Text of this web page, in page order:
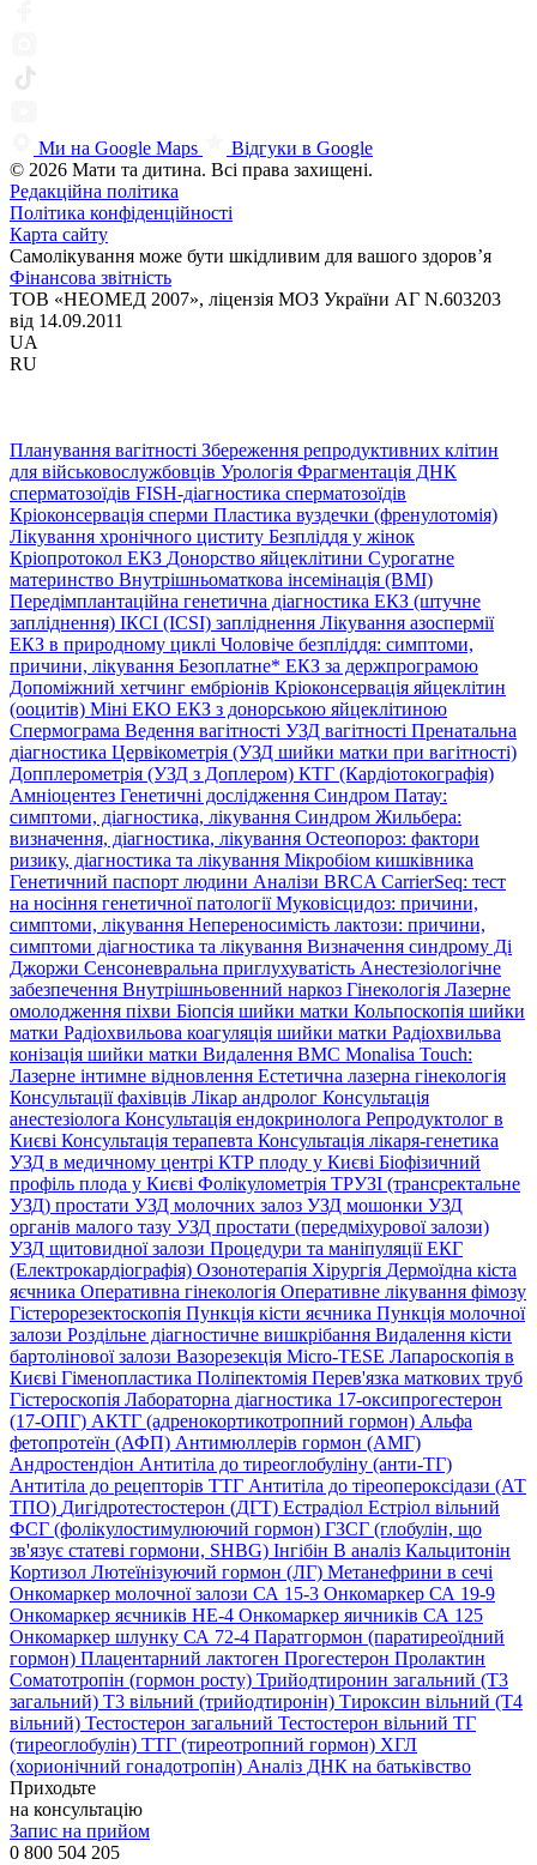
Ми на Google Maps
Відгуки в Google
© 2026 Мати та дитина. Всі права захищені.
Редакційна політика
Політика конфіденційності
Карта сайту
Самолікування може бути шкідливим для вашого здоров’я
Фінансова звітність
ТОВ «НЕОМЕД 2007», ліцензія МОЗ України АГ N.603203
від 14.09.2011
UA
RU
Планування вагітності Збереження репродуктивних клітин
для військовослужбовців Урологія Фрагментація ДНК
сперматозоїдів FISH-діагностика сперматозоїдів
Кріоконсервація сперми Пластика вуздечки (френулотомія)
Лікування хронічного циститу Безпліддя у жінок
Кріопротокол ЕКЗ Донорство яйцеклітини Сурогатне
материнство Внутрішньоматкова інсемінація (ВМІ)
Передімплантаційна генетична діагностика ЕКЗ (штучне
запліднення) ІКСІ (ICSI) запліднення Лікування азоспермії
ЕКЗ в природному циклі Чоловіче безпліддя: симптоми,
причини, лікування Безоплатне* ЕКЗ за держпрограмою
Допоміжний хетчинг ембріонів Кріоконсервація яйцеклітин
(ооцитів) Міні ЕКО ЕКЗ з донорською яйцеклітиною
Спермограма Ведення вагітності УЗД вагітності Пренатальна
діагностика Цервікометрія (УЗД шийки матки при вагітності)
Допплерометрія (УЗД з Доплером) КТГ (Кардіотокографія)
Амніоцентез Генетичні дослідження Синдром Патау:
симптоми, дiагностика, лiкування Синдром Жильбера:
визначення, діагностика, лікування Остеопороз: фактори
ризику, діагностика та лікування Мікробіом кишківника
Генетичний паспорт людини Аналізи BRCA CarrierSeq: тест
на носіння генетичної патологіїМуковісцидоз: причини,
симптоми, лікування Непереносимість лактози: причини,
симптоми діагностика та лікування Визначення синдрому Ді
Джоржи Сенсоневральна приглухуватість Анестезіологічне
забезпечення Внутрішньовенний наркоз Гінекологія Лазерне
омолодження піхви Біопсія шийки матки Кольпоскопія шийки
матки Радіохвильова коагуляція шийки матки Радіохвильва
конізація шийки матки Видалення ВМС Monalisa Touch:
Лазерне інтимне відновлення Естетична лазерна гінекологія
Консультації фахівців Лікар андролог Консультація
анестезіолога Консультація ендокринолога Репродуктолог в
Києві Консультація терапевта Консультація лікаря-генетика
УЗД в медичному центрі КТР плоду у Києві Біофізичний
профіль плода у Києві Фолікулометрія ТРУЗІ (трансректальне
УЗД) простати УЗД молочних залоз УЗД мошонки УЗД
органів малого тазу УЗД простати (передміхурової залози)
УЗД щитовидної залози Процедури та маніпуляціїЕКГ
(Електрокардіографія) Озонотерапія Хірургія Дермоїдна кіста
яєчника Оперативна гінекологія Оперативне лікування фімозу
Гістерорезектоскопія Пункція кісти яєчника Пункція молочної
залози Роздільне діагностичне вишкрібання Видалення кісти
бартолінової залози Вазорезекція Micro-TESE Лапароскопія в
Києві Гіменопластика Поліпектомія Перев'язка маткових труб
Гістероскопія Лабораторна діагностика 17-оксипрогестерон
(17-ОПГ) АКТГ (адренокортикотропний гормон) Альфа
фетопротеїн (АФП) Антимюллерів гормон (АМГ)
Андростендіон Антитіла до тиреоглобуліну (анти-ТГ)
Антитіла до рецепторів ТТГ Антитіла до тіреопероксідази (АТ
ТПО) Дигідротестостерон (ДГТ) Естрадіол Естріол вільний
ФСГ (фолікулостимулюючий гормон) ГЗСГ (глобулін, що
зв'язує статеві гормони, SHBG) Інгібін B аналіз Кальцитонін
Кортизол Лютеїнізуючий гормон (ЛГ) Метанефрини в сечі
Онкомаркер молочної залози СА 15-3 Онкомаркер СА 19-9
Онкомаркер яєчників НЕ-4 Онкомаркер яичників СА 125
Онкомаркер шлунку СА 72-4 Паратгормон (паратиреоїдний
гормон) Плацентарний лактоген Прогестерон Пролактин
Соматотропін (гормон росту) Трийодтиронин загальний (Т3
загальний) Т3 вільний (трийодтиронін) Тироксин вільний (Т4
вільний) Тестостерон загальний Тестостерон вільний ТГ
(тиреоглобулін) ТТГ (тиреотропний гормон) ХГЛ
(хорионічний гонадотропін) Аналіз ДНК на батьківство
Приходьте
на консультацію
Запис на прийом
0 800 504 205